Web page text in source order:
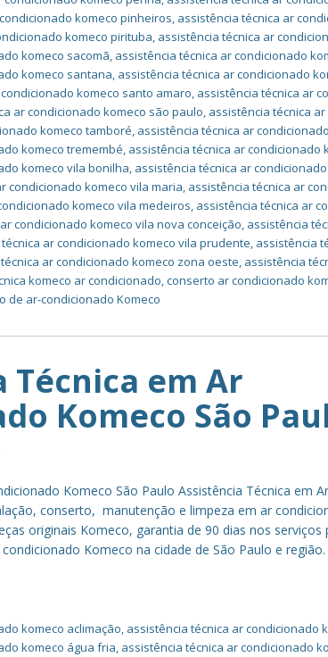
komeco pinheiros, assistência técnica ar
komeco pirituba, assistência técnica ar
komeco sacomã, assistência técnica ar condicionado
komeco santana, assistência técnica ar condicionado
komeco santo amaro, assistência técnica ar
ar condicionado komeco são paulo, assistência técnica
komeco tamboré, assistência técnica ar
komeco tremembé, assistência técnica ar condicionado
komeco vila bonilha, assistência técnica ar
condicionado komeco vila maria, assistência técnica ar
komeco vila medeiros, assistência técnica ar
condicionado komeco vila nova conceição, assistência
ar condicionado komeco vila prudente, assistência
ar condicionado komeco zona oeste, assistência
komeco ar condicionado,conserto ar condicionado
de ar-condicionado Komeco
Técnica em Ar
Komeco São
Komeco São Paulo Assistência Técnica em
conserto, manutenção e limpeza em ar
originais Komeco, garantia de 90 dias nos serviços
Komeco na cidade de São Paulo e
komeco aclimação, assistência técnica ar condicionado
komeco água fria, assistência técnica ar condicionado